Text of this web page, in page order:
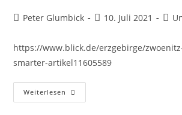
Peter Glumbick 10. Juli 2021
https://www.blick.de/erzgebirge/
smarter-artikel11605589
Weiterlesen